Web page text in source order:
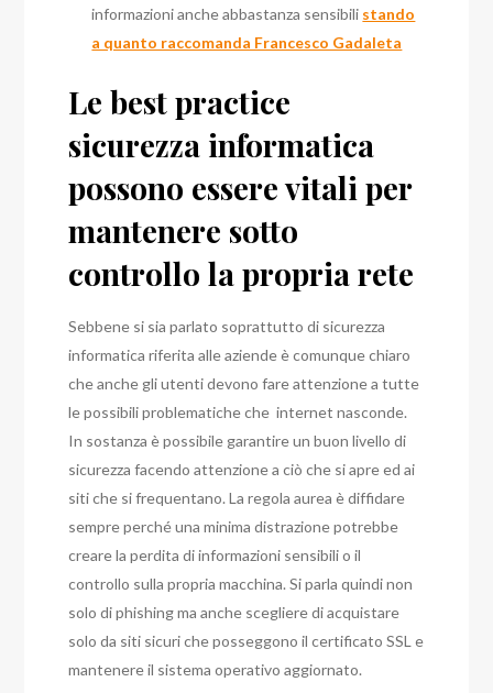
informazioni anche abbastanza sensibili stando
a quanto raccomanda Francesco Gadaleta
Le best practice
sicurezza informatica
possono essere vitali per
mantenere sotto
controllo la propria rete
Sebbene si sia parlato soprattutto di sicurezza
informatica riferita alle aziende è comunque chiaro
che anche gli utenti devono fare attenzione a tutte
le possibili problematiche che internet nasconde.
In sostanza è possibile garantire un buon livello di
sicurezza facendo attenzione a ciò che si apre ed ai
siti che si frequentano. La regola aurea è diffidare
sempre perché una minima distrazione potrebbe
creare la perdita di informazioni sensibili o il
controllo sulla propria macchina. Si parla quindi non
solo di phishing ma anche scegliere di acquistare
solo da siti sicuri che posseggono il certificato SSL e
mantenere il sistema operativo aggiornato.